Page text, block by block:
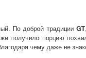
По доброй традиции GT
получило порцию
чему даже не